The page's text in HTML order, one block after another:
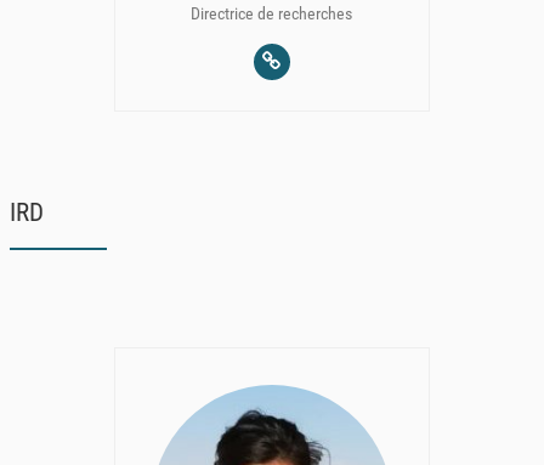
Directrice de recherches
IRD